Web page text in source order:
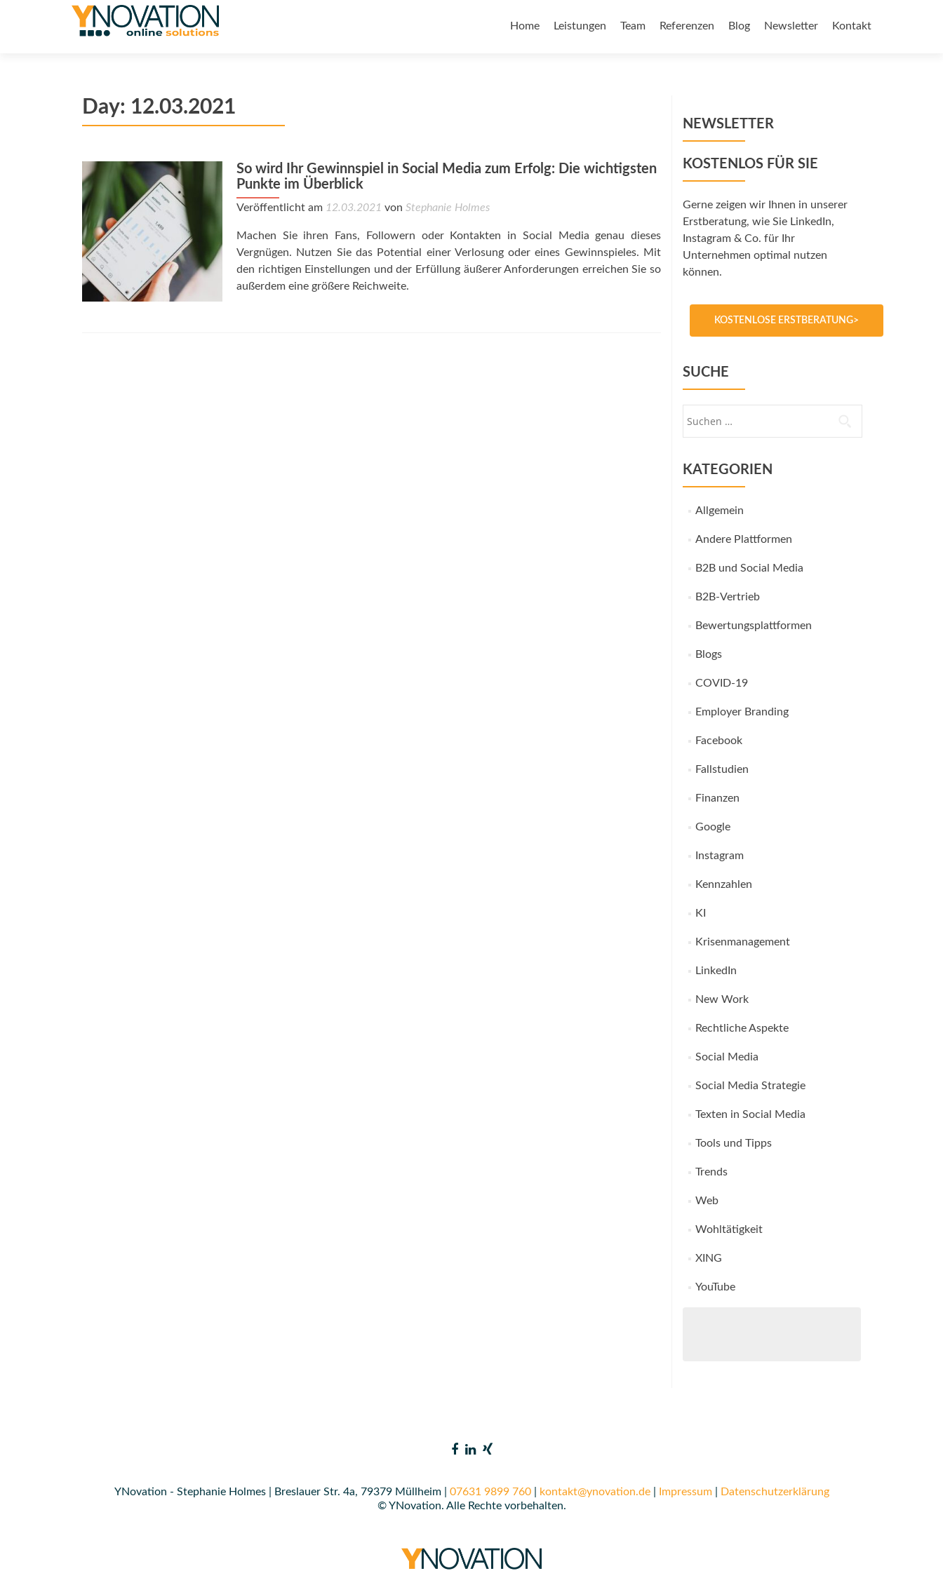
Home Leistungen Team Referenzen Blog Newsletter Kontakt
Day: 12.03.2021
So wird Ihr Gewinnspiel in Social Media zum Erfolg: Die wichtigsten
Punkte im Überblick
Veröffentlicht am 12.03.2021 von Stephanie Holmes
Machen Sie ihren Fans, Followern oder Kontakten in Social Media genau dieses
Vergnügen. Nutzen Sie das Potential einer Verlosung oder eines Gewinnspieles. Mit
den richtigen Einstellungen und der Erfüllung äußerer Anforderungen erreichen Sie so
außerdem eine größere Reichweite.
NEWSLETTER
KOSTENLOS FÜR SIE
Gerne zeigen wir Ihnen in unserer
Erstberatung, wie Sie LinkedIn,
Instagram & Co. für Ihr
Unternehmen optimal nutzen
können.
KOSTENLOSE ERSTBERATUNG>
SUCHE
KATEGORIEN
Allgemein
Andere Plattformen
B2B und Social Media
B2B-Vertrieb
Bewertungsplattformen
Blogs
COVID-19
Employer Branding
Facebook
Fallstudien
Finanzen
Google
Instagram
Kennzahlen
KI
Krisenmanagement
LinkedIn
New Work
Rechtliche Aspekte
Social Media
Social Media Strategie
Texten in Social Media
Tools und Tipps
Trends
Web
Wohltätigkeit
XING
YouTube
YNovation - Stephanie Holmes | Breslauer Str. 4a, 79379 Müllheim | 07631 9899 760| kontakt@ynovation.de| Impressum|
Datenschutzerklärung
© YNovation. Alle Rechte vorbehalten.